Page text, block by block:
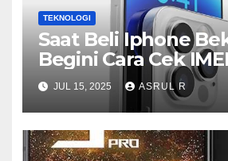
TEKNOLOGI
Saat Beli Iphone
Begini Cara Cek IMEI
Terdaftar atau Tidak
JUL 15, 2025 ASRUL R